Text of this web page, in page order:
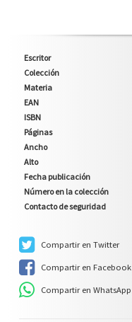
Escritor
Colección
Materia
EAN
ISBN
Páginas
Ancho
Alto
Fecha publicación
Número en la colección
Contacto de seguridad
Compartir en Twitter
Compartir en Facebook
Compartir en WhatsApp